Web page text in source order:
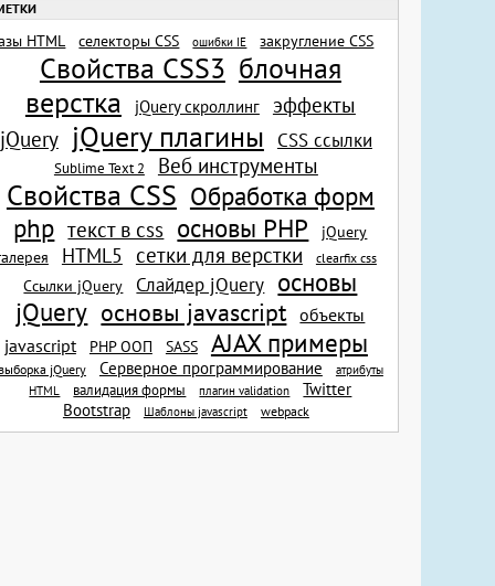
РАЗНОЕ
ФОТОСТОКИ (1)
ШРИФТЫ(2)
ИКОНКИ(7)
КИСТИ(2)
ILLUSTRATOR CS5
SEO( )
2017-11
2017-09(1)
2017-08(1)
(1)
2017-04(2)
2017-03
(7)
2017-02(1)
2017-01(2)
2016-11(4)
2016-09(1)
2016-08(1)
2016-07 (2)
2016-06(1)
2016-04(2)
2016-03(2)
2016-02(3)
2015-12(1)
HTML селекторы CSS ошибки IE закругление CSS
Свойства CSS3 блочная
верстка
jQuery скроллинг
эффекты
jQuery jQuery плагины CSS ссылки
Sublime Text 2 Веб инструменты
Свойства CSS Обработка форм
php текст в css основы PHP
jQuery
HTML5 сетки для верстки clearfix css
Ссылки jQuery Слайдер jQuery основы
jQuery основы javascript объекты
javascript
PHP ООП SASS AJAX примеры
выборка jQuery Серверное программирование
атрибуты
HTML
валидация формы плагин validation
Twitter
Bootstrap
Шаблоны javascript webpack